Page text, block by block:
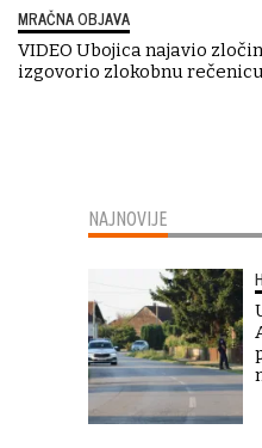
MRAČNA OBJAVA
VIDEO Ubojica najavio
izgovorio zlokobnu
NAJNOVIJE